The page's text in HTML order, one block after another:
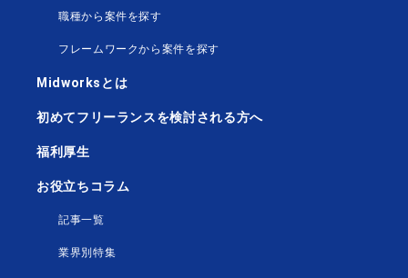
職種から案件を探す
フレームワークから案件を探す
Midworksとは
初めてフリーランスを検討される方へ
福利厚生
お役立ちコラム
記事一覧
業界別特集